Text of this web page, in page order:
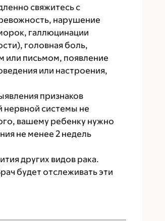
свяжитесь с
нарушение
галлюцинации
головная боль,
или письмом, появление
или настроения,
признаков
системы не
вашему ребенку нужно
не менее 2 недель
других видов рака.
будет отслеживать эти